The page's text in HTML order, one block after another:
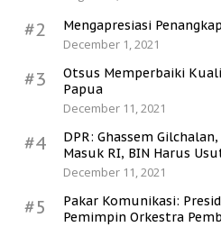
#2
Mengapresiasi
December 1, 2021
#3
Otsus Memperbaiki
Papua
December 11, 2021
#4
DPR: Ghassem
Masuk RI, BIN Harus
December 11, 2021
#5
Pakar Komunikasi:
Pemimpin Orkestra